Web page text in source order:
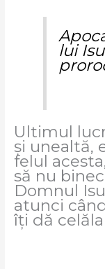
lui
Ultimul
și unealtă,
felul
să nu
Domnul
atunci
îți dă